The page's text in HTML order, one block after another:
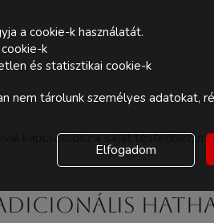
kapcsolódsz a saját testedhez,
a cookie-k használatát.
k
és statisztikai cookie-k
nem tárolunk személyes adatokat,
Elfogadom